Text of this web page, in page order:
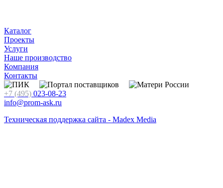
Каталог
Проекты
Услуги
Наше производство
Компания
Контакты
+7 (495) 023-08-23
info@prom-ask.ru
Техническая поддержка сайта - Madex Media